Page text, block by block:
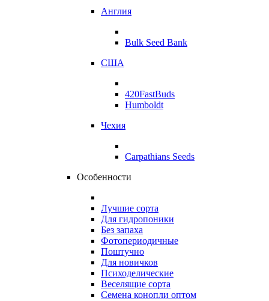
Англия
Bulk Seed Bank
США
420FastBuds
Humboldt
Чехия
Carpathians Seeds
Особенности
Лучшие сорта
Для гидропоники
Без запаха
Фотопериодичные
Поштучно
Для новичков
Психоделические
Веселящие сорта
Семена конопли оптом